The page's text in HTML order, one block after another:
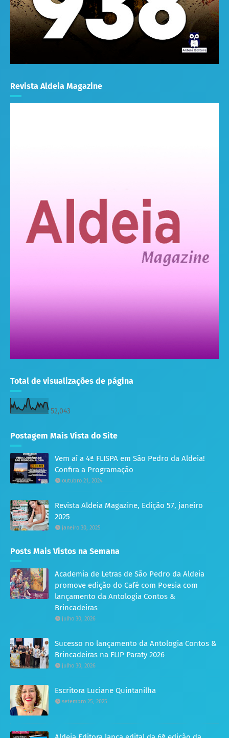
Revista Aldeia Magazine
Total de visualizações de página
52,043
Postagem Mais Vista do Site
Vem aí a 4ª FLISPA em São Pedro da Aldeia!
Confira a Programação
outubro 21, 2024
Revista Aldeia Magazine, Edição 57, janeiro
2025
janeiro 30, 2025
Posts Mais Vistos na Semana
Academia de Letras de São Pedro da Aldeia
promove edição do Café com Poesia com
lançamento da Antologia Contos &
Brincadeiras
julho 30, 2026
Sucesso no lançamento da Antologia Contos &
Brincadeiras na FLIP Paraty 2026
julho 30, 2026
Escritora Luciane Quintanilha
setembro 25, 2025